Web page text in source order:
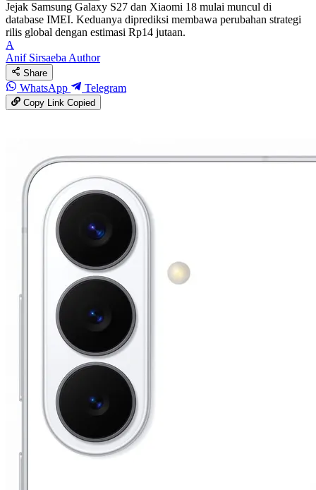
Jejak Samsung Galaxy S27 dan Xiaomi 18 mulai muncul di
database IMEI. Keduanya diprediksi membawa perubahan strategi
rilis global dengan estimasi Rp14 jutaan.
A
Anif SirsaebaAuthor
Share
WhatsApp Telegram
Copy LinkCopied